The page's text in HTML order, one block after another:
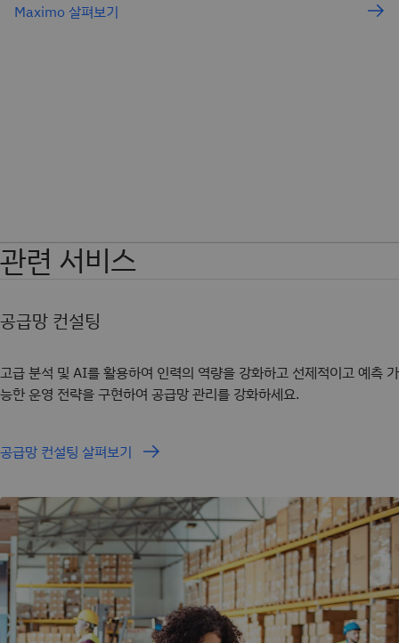
Maximo 살펴보기
관련 서비스
공급망 컨설팅
고급 분석 및 AI를 활용하여 인력의 역량을 강화하고 선제적이고 예측 가
능한 운영 전략을 구현하여 공급망 관리를 강화하세요.
공급망 컨설팅 살펴보기